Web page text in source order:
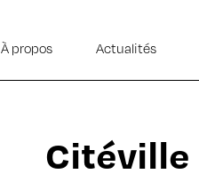
À propos Actualités
Citéville